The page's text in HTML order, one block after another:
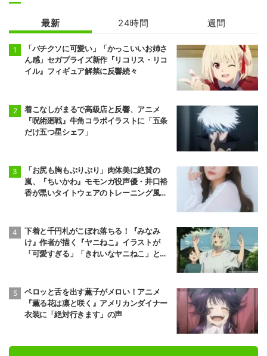
ト!! ヴァンガー
ド
最新 24時間 週間
「バチクソに可愛い」「かっこいいお姉さ
ん感」セガプライズ新作『リコリス・リコ
イル』フィギュア解禁に反響続々
着こなしがまるで高級店と反響、アニメ
『呪術廻戦』牛角コラボイラストに「五条
だけ五つ星シェフ」
「お尻も胸もぷりぷり」肉体美に絶賛の
嵐、『ちいかわ』モモンガ役声優・井口裕
香が黒いタイトウェアのトレーニング風景
下着と千円札がこぼれ落ちる！『みなみ
け』作者が描く『ヤニねこ』イラストが
「可愛すぎる」「きれいなヤニねこ」と反
ペロッと舌を出す薫子がメロい！アニメ
『薫る花は凛と咲く』アメリカンダイナー
衣装に「絶対行きます」の声